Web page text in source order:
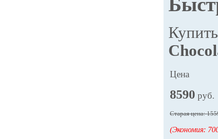
Цена
8590 руб.
Старая цена:
(Экономия: